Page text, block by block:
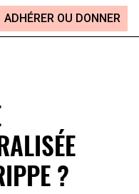
ADHÉRER OU DONNER
?